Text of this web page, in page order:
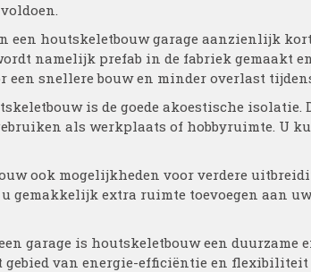
een houtskeletbouw garage aanzienlijk
namelijk prefab in de fabriek gemaakt
een snellere bouw en minder overlast
is de goede akoestische
als werkplaats of hobbyruimte. U
ook mogelijkheden voor verdere
gemakkelijk extra ruimte toevoegen aan
garage is houtskeletbouw een duurzame
gebied van energie-efficiëntie en